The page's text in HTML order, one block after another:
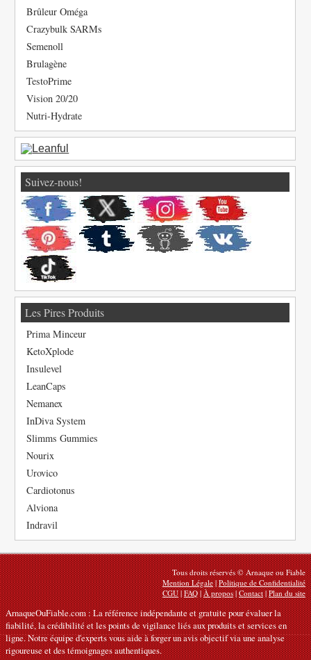
Brûleur Oméga
Crazybulk SARMs
Semenoll
Brulagène
TestoPrime
Vision 20/20
Nutri-Hydrate
Suivez-nous!
Les Pires Produits
Prima Minceur
KetoXplode
Insulevel
LeanCaps
Nemanex
InDiva System
Slimms Gummies
Nourix
Urovico
Cardiotonus
Alviona
Indravil
Tous droits réservés © Arnaque ou Fiable
Mention Légale|Politique de Confidentialité
CGU|FAQ|À propos|Contact|Plan du site
ArnaqueOuFiable.com : La référence indépendante et gratuite pour évaluer la
fiabilité, la crédibilité et les points de vigilance liés aux produits et services en
ligne. Notre équipe d'experts vous aide à forger un avis objectif via une analyse
rigoureuse et des témoignages authentiques.